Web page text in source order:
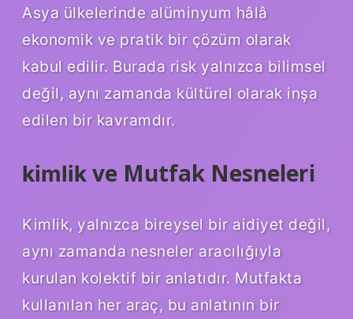
Asya ülkelerinde alüminyum hâlâ
ekonomik ve pratik bir çözüm olarak
kabul edilir. Burada risk yalnızca bilimsel
değil, aynı zamanda kültürel olarak inşa
edilen bir kavramdır.
kimlik ve Mutfak Nesneleri
Kimlik, yalnızca bireysel bir aidiyet değil,
aynı zamanda nesneler aracılığıyla
kurulan kolektif bir anlatıdır. Mutfakta
kullanılan her araç, bu anlatının bir